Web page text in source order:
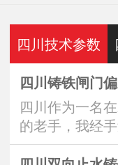
四川技术参数
四川作为一名
的老手，我经
库到城市排水···